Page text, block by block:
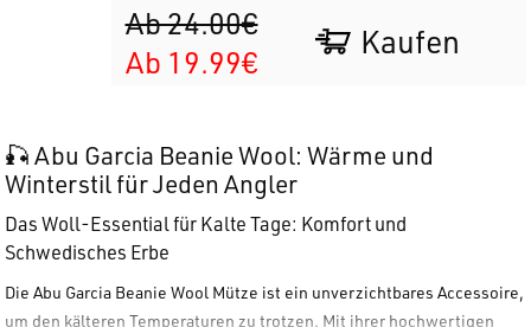
Ab 24.00€
Ab 19.99€
Kaufen
🎣 Abu Garcia Beanie Wool: Wärme und
Winterstil für Jeden Angler
Das Woll-Essential für Kalte Tage: Komfort und
Schwedisches Erbe
DieAbu Garcia Beanie Wool Mütze ist ein unverzichtbares Accessoire,
um den kälteren Temperaturen zu trotzen. Mit ihrer hochwertigen